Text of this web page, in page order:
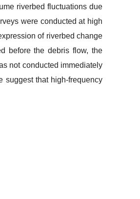
riverbed fluctuations due
were conducted at high
of riverbed change
before the debris flow, the
not conducted immediately
suggest that high‐frequency